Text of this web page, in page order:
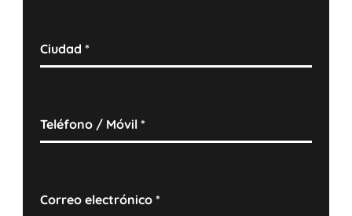
Ciudad*
Teléfono / Móvil*
Correo electrónico*